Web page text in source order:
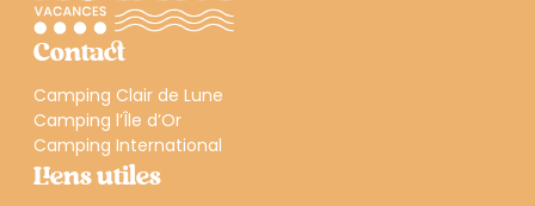
Contact
Camping Clair de Lune
Camping l’Île d’Or
Camping International
Liens utiles